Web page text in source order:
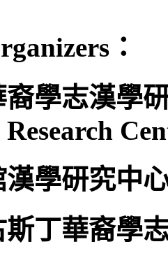
：
學志漢學
學研究中
丁華裔學